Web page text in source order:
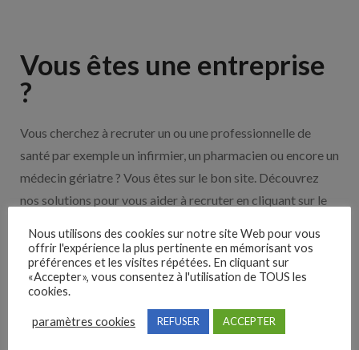
Vous êtes une entreprise
?
Vous cherchez à recruter un ou une professionnelle de
santé par exemple un infirmier, un pharmacien ou encore un
médecin gériatre ? Vous êtes sur le bon site. Découvrez
nos solutions pour vous aider à recruter en cliquant sur le
Nos solutions entreprises
Lorem ipsum dolor sit amet, consectetur adipiscing elit. Ut
elit tellus, luctus nec ullamcorper mattis, pulvinar dapibus
Nous utilisons des cookies sur notre site Web pour vous
offrir l'expérience la plus pertinente en mémorisant vos
préférences et les visites répétées. En cliquant sur
«Accepter», vous consentez à l'utilisation de TOUS les
cookies.
paramètres cookies REFUSER ACCEPTER